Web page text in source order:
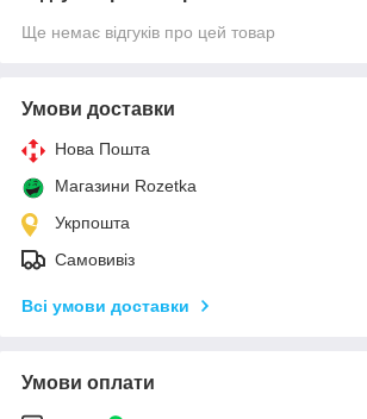
Ще немає відгуків про цей товар
Умови доставки
Нова Пошта
Магазини Rozetka
Укрпошта
Самовивіз
Всі умови доставки
Умови оплати